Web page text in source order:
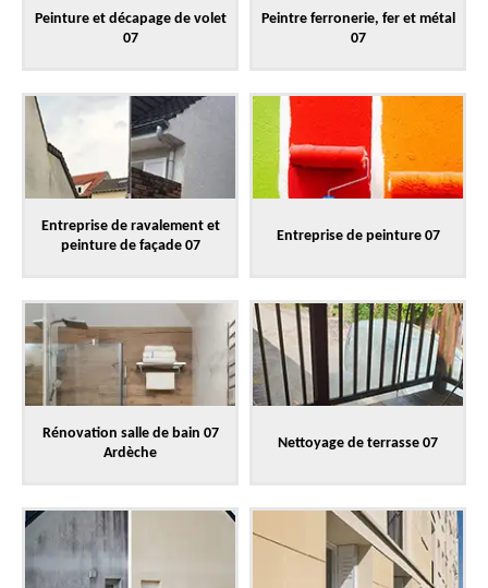
Peinture et décapage de volet
07
Peintre ferronerie, fer et métal
07
Entreprise de ravalement et
peinture de façade 07
Entreprise de peinture 07
Rénovation salle de bain 07
Ardèche
Nettoyage de terrasse 07